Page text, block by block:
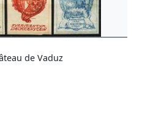
de Vaduz